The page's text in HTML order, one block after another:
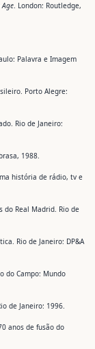
. London: Routledge,
Palavra e Imagem
Porto Alegre:
Rio de Janeiro:
1988.
história de rádio, tv e
do Real Madrid. Rio de
Rio de Janeiro: DP&A
do Campo: Mundo
de Janeiro: 1996.
anos de fusão do